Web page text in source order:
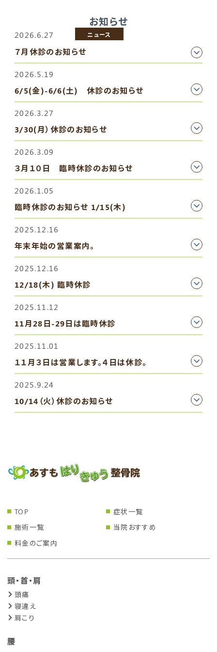
お知らせ
2026.6.27 ニュース
７月休診のお知らせ
2026.5.19
6/5(金)-6/6(土) 休診のお知らせ
2026.3.27
3/30(月）休診のお知らせ
2026.3.09
３月１０日 臨時休診のお知らせ
2026.1.05
臨時休診のお知らせ 1/15(木)
2025.12.16
年末年始の営業案内。
2025.12.16
12/18(木) 臨時休診
2025.11.12
11月28日-29日は臨時休診
2025.11.01
１１月３日は営業します。４日は休診。
2025.9.24
10/14（火）休診のお知らせ
TOP
症状一覧
施術一覧
当院おすすめ
料金のご案内
頭・首・肩
頭痛
寝違え
肩こり
腰